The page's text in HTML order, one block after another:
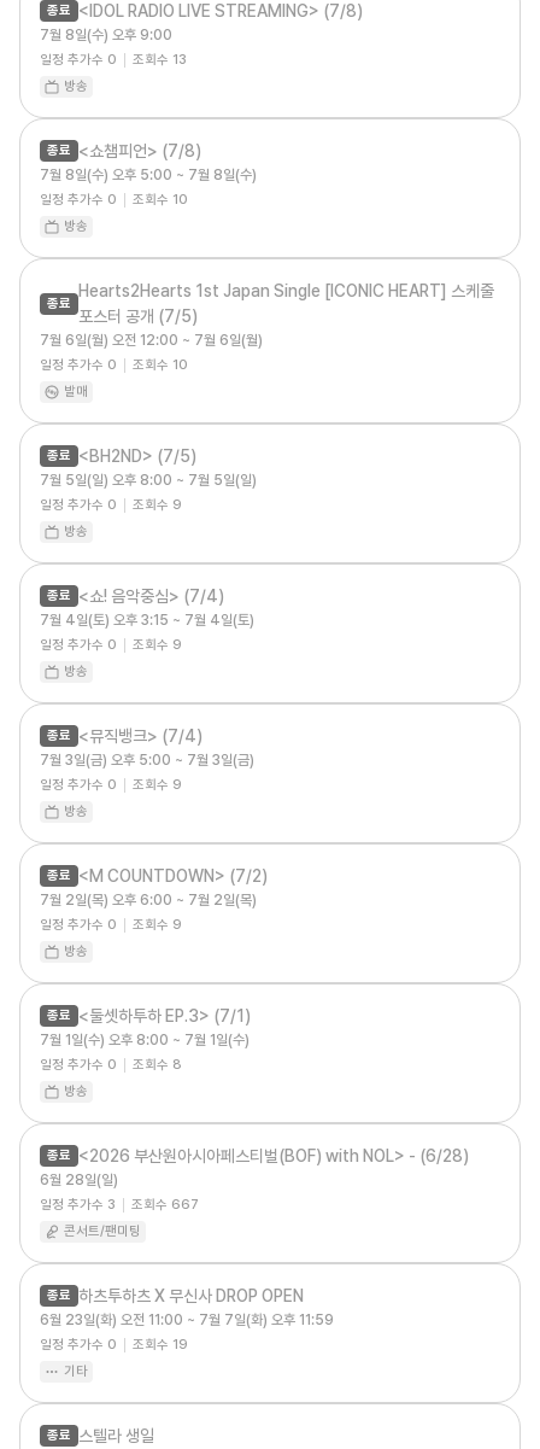
종료 <IDOL RADIO LIVE STREAMING> (7/8)
7월 8일(수) 오후 9:00
일정 추가수 0 조회수 13
방송
종료 <쇼챔피언> (7/8)
7월 8일(수) 오후 5:00 ~ 7월 8일(수)
일정 추가수 0 조회수 10
방송
종료
Hearts2Hearts 1st Japan Single [ICONIC HEART] 스케줄
포스터 공개 (7/5)
7월 6일(월) 오전 12:00 ~ 7월 6일(월)
일정 추가수 0 조회수 10
발매
종료 <BH2ND> (7/5)
7월 5일(일) 오후 8:00 ~ 7월 5일(일)
일정 추가수 0 조회수 9
방송
종료 <쇼! 음악중심> (7/4)
7월 4일(토) 오후 3:15 ~ 7월 4일(토)
일정 추가수 0 조회수 9
방송
종료 <뮤직뱅크> (7/4)
7월 3일(금) 오후 5:00 ~ 7월 3일(금)
일정 추가수 0 조회수 9
방송
종료 <M COUNTDOWN> (7/2)
7월 2일(목) 오후 6:00 ~ 7월 2일(목)
일정 추가수 0 조회수 9
방송
종료 <둘셋하투하 EP.3> (7/1)
7월 1일(수) 오후 8:00 ~ 7월 1일(수)
일정 추가수 0 조회수 8
방송
종료 <2026 부산원아시아페스티벌(BOF) with NOL> - (6/28)
6월 28일(일)
일정 추가수 3 조회수 667
콘서트/팬미팅
종료 하츠투하츠 X 무신사 DROP OPEN
6월 23일(화) 오전 11:00 ~ 7월 7일(화) 오후 11:59
일정 추가수 0 조회수 19
기타
종료 스텔라 생일